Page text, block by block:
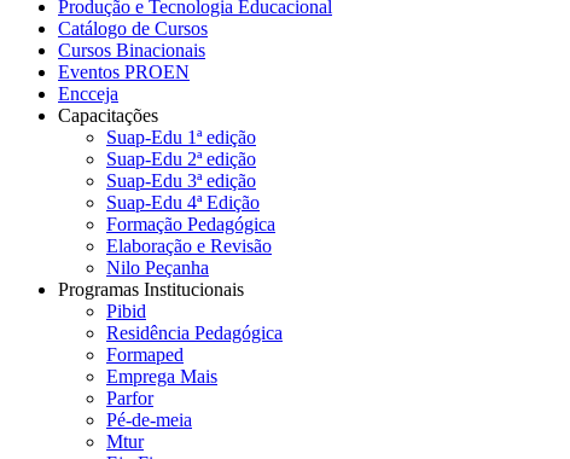
Produção e Tecnologia Educacional
Catálogo de Cursos
Cursos Binacionais
Eventos PROEN
Encceja
Capacitações
Suap-Edu 1ª edição
Suap-Edu 2ª edição
Suap-Edu 3ª edição
Suap-Edu 4ª Edição
Formação Pedagógica
Elaboração e Revisão
Nilo Peçanha
Programas Institucionais
Pibid
Residência Pedagógica
Formaped
Emprega Mais
Parfor
Pé-de-meia
Mtur